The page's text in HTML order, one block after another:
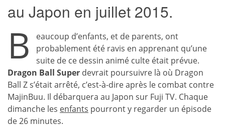
au Japon en juillet 2015.
B
eaucoup d’enfants, et de parents, ont
probablement été ravis en apprenant qu’une
suite de ce dessin animé culte était prévue.
Dragon Ball Super devrait poursuivre là où Dragon
Ball Z s’était arrêté, c’est-à-dire après le combat contre
MajinBuu. Il débarquera au Japon sur Fuji TV. Chaque
dimanche les enfants pourront y regarder un épisode
de 26 minutes.